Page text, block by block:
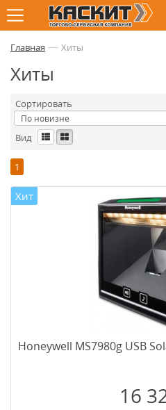
Главная — Хиты
Хиты
Сортировать
Вид
1
Хит
Honeywell MS7980g USB
16